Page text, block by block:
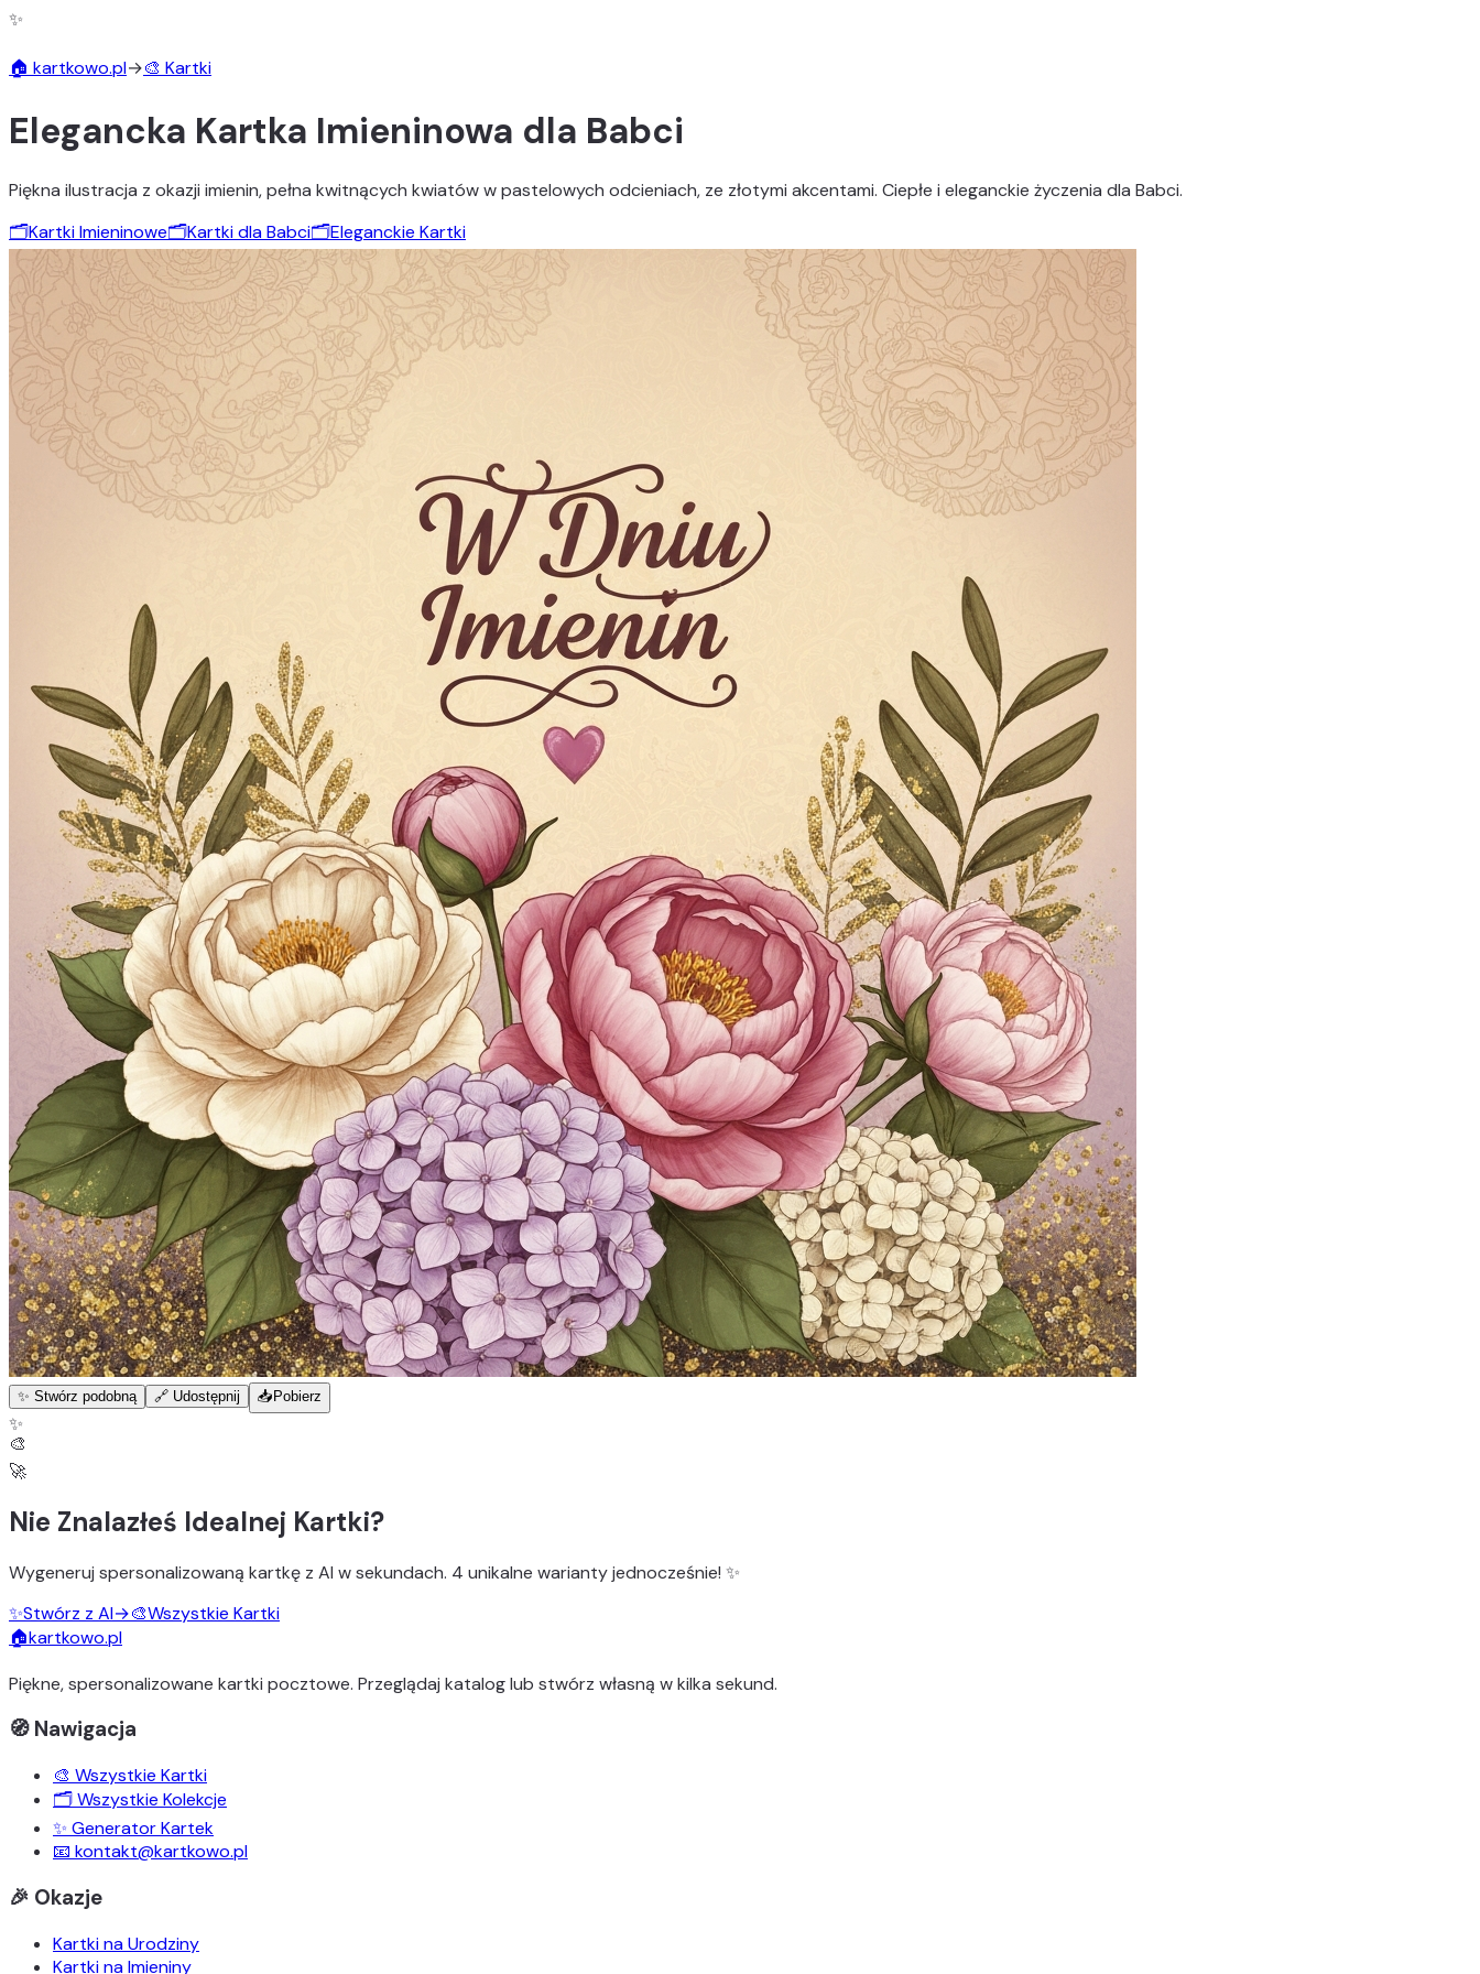
✨
🏠 kartkowo.pl→🎨 Kartki
Elegancka Kartka Imieninowa dla Babci
Piękna ilustracja z okazji imienin, pełna kwitnących kwiatów w pastelowych odcieniach, ze złotymi akcentami. Ciepłe i eleganckie życzenia dla Babci.
🗂️Kartki Imieninowe🗂️Kartki dla Babci🗂️Eleganckie Kartki
✨ Stwórz podobną 🔗 Udostępnij 📥 Pobierz
✨
🎨
🚀
Nie Znalazłeś Idealnej Kartki?
Wygeneruj spersonalizowaną kartkę z AI w sekundach. 4 unikalne wariantyjednocześnie! ✨
✨Stwórz z AI→🎨Wszystkie Kartki
🏠kartkowo.pl
Piękne, spersonalizowane kartki pocztowe. Przeglądaj katalog lub stwórz własną w kilka sekund.
🧭 Nawigacja
🎨 Wszystkie Kartki
🗂️ Wszystkie Kolekcje
✨ Generator Kartek
📧 kontakt@kartkowo.pl
🎉 Okazje
Kartki na Urodziny
Kartki na Imieniny